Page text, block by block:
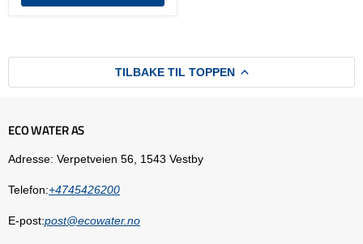
TILBAKE TIL TOPPEN
ECO WATER AS
Adresse: Verpetveien 56, 1543 Vestby
Telefon:+4745426200
E-post:post@ecowater.no